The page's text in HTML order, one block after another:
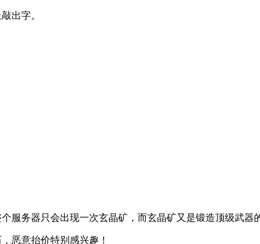
出字。
服务器只会出现一次玄晶矿，而玄晶矿又是锻造顶级武器
恶意抬价特别感兴趣！